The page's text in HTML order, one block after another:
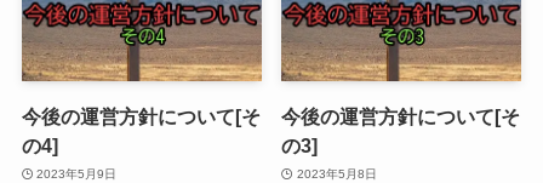
今後の運営方針について[そ
の4]
2023年5月9日
今後の運営方針について[そ
の3]
2023年5月8日